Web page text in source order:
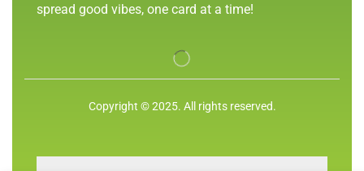
spread good vibes, one card at a time!
Copyright © 2025. All rights reserved.